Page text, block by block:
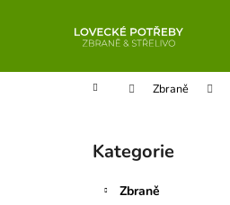
Domů Zbraně
Přeskočit
kategorie
Kategorie
Zbraně
í
Zpět
do
Zpět
do